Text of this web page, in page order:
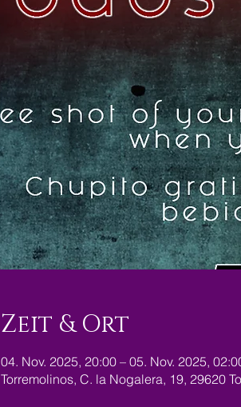
Zeit & Ort
04. Nov. 2025, 20:00 – 05. Nov. 2025,
Torremolinos, C. la Nogalera, 19, 29620